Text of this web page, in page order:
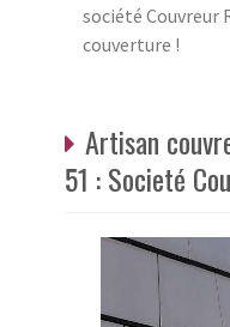
société Couvreur
couverture !
Artisan
51 : Societé